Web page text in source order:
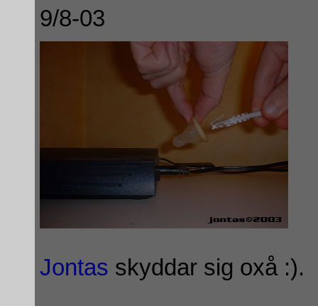
9/8-03
Jontas skyddar sig oxå :).